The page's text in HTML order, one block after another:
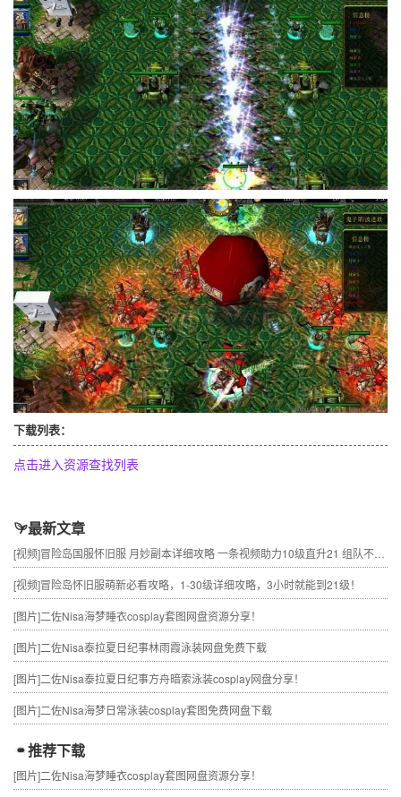
下载列表：
点击进入资源查找列表
最新文章
[视频]冒险岛国服怀旧服 月妙副本详细攻略 一条视频助力10级直升21 组队不求人
[视频]冒险岛怀旧服萌新必看攻略，1-30级详细攻略，3小时就能到21级！
[图片]二佐Nisa海梦睡衣cosplay套图网盘资源分享！
[图片]二佐Nisa泰拉夏日纪事林雨霞泳装网盘免费下载
[图片]二佐Nisa泰拉夏日纪事方舟暗索泳装cosplay网盘分享！
[图片]二佐Nisa海梦日常泳装cosplay套图免费网盘下载
推荐下载
[图片]二佐Nisa海梦睡衣cosplay套图网盘资源分享！